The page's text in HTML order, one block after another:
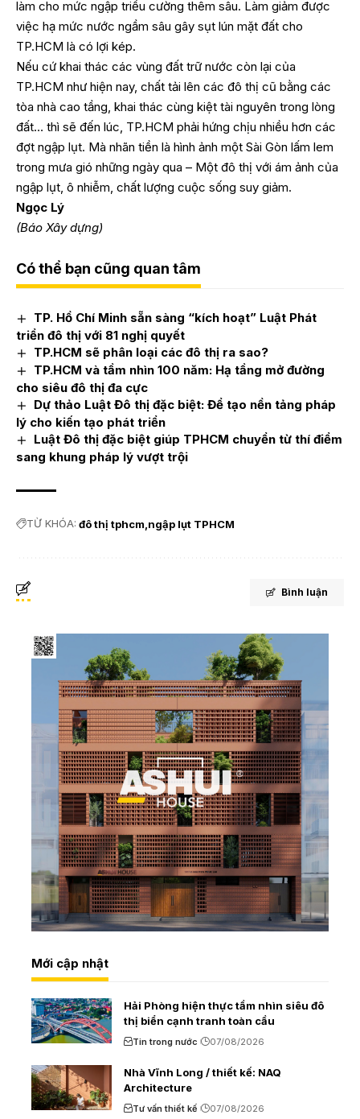
làm cho mức ngập triều cường thêm sâu. Làm giảm được
việc hạ mức nước ngầm sâu gây sụt lún mặt đất cho
TP.HCM là có lợi kép.
Nếu cứ khai thác các vùng đất trữ nước còn lại của
TP.HCM như hiện nay, chất tải lên các đô thị cũ bằng các
tòa nhà cao tầng, khai thác cùng kiệt tài nguyên trong lòng
đất… thì sẽ đến lúc, TP.HCM phải hứng chịu nhiều hơn các
đợt ngập lụt. Mà nhãn tiền là hình ảnh một Sài Gòn lấm lem
trong mưa gió những ngày qua – Một đô thị với ám ảnh của
ngập lụt, ô nhiễm, chất lượng cuộc sống suy giảm.
Ngọc Lý
(Báo Xây dựng)
Có thể bạn cũng quan tâm
TP. Hồ Chí Minh sẵn sàng “kích hoạt” Luật Phát
triển đô thị với 81 nghị quyết
TP.HCM sẽ phân loại các đô thị ra sao?
TP.HCM và tầm nhìn 100 năm: Hạ tầng mở đường
cho siêu đô thị đa cực
Dự thảo Luật Đô thị đặc biệt: Để tạo nền tảng pháp
lý cho kiến tạo phát triển
Luật Đô thị đặc biệt giúp TPHCM chuyển từ thí điểm
sang khung pháp lý vượt trội
TỪ KHÓA: đô thị tphcm ngập lụt TPHCM
Bình luận
Mới cập nhật
Hải Phòng hiện thực tầm nhìn siêu đô
thị biển cạnh tranh toàn cầu
Tin trong nước 07/08/2026
Nhà Vĩnh Long / thiết kế: NAQ
Architecture
Tư vấn thiết kế 07/08/2026